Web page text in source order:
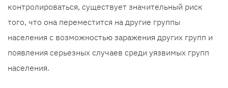
контролироваться, существует значительный риск
того, что она переместится на другие группы
населения с возможностью заражения других групп и
появления серьезных случаев среди уязвимых групп
населения.